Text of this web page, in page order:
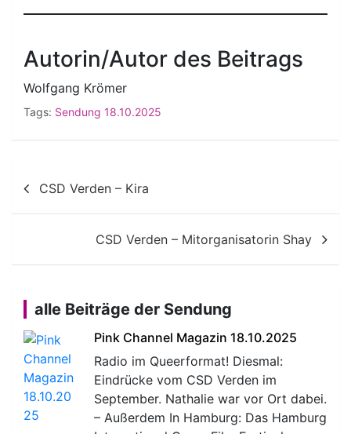
Autorin/Autor des Beitrags
Wolfgang Krömer
Tags: Sendung 18.10.2025
Beitragsnavigation
CSD Verden – Kira
CSD Verden – Mitorganisatorin Shay
alle Beiträge der Sendung
Pink Channel Magazin 18.10.2025
Radio im Queerformat! Diesmal:
Eindrücke vom CSD Verden im
September. Nathalie war vor Ort dabei.
– Außerdem In Hamburg: Das Hamburg